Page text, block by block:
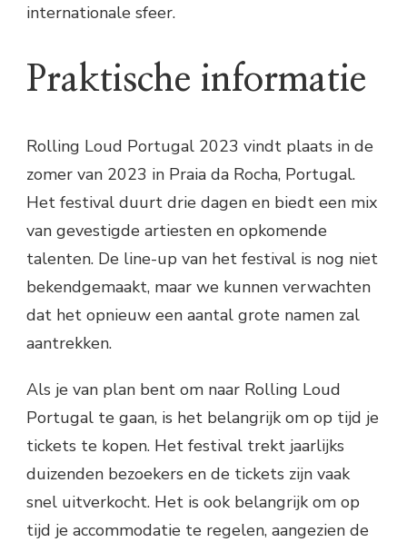
internationale sfeer.
Praktische informatie
Rolling Loud Portugal 2023 vindt plaats in de
zomer van 2023 in Praia da Rocha, Portugal.
Het festival duurt drie dagen en biedt een mix
van gevestigde artiesten en opkomende
talenten. De line-up van het festival is nog niet
bekendgemaakt, maar we kunnen verwachten
dat het opnieuw een aantal grote namen zal
aantrekken.
Als je van plan bent om naar Rolling Loud
Portugal te gaan, is het belangrijk om op tijd je
tickets te kopen. Het festival trekt jaarlijks
duizenden bezoekers en de tickets zijn vaak
snel uitverkocht. Het is ook belangrijk om op
tijd je accommodatie te regelen, aangezien de